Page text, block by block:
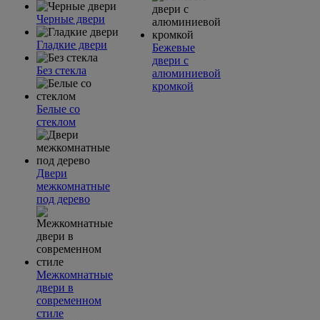
Черные двери
Гладкие двери
Без стекла
Белые со
стеклом
Двери
межкомнатные
под дерево
Межкомнатные
двери в
современном
стиле
Бежевые
двери с
алюминиевой
кромкой